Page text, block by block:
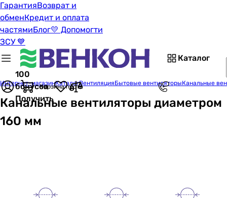
ГарантияВозврат и
обменКредит и оплата
частямиБлог💛 Допомогти
ЗСУ 💙
Каталог
100
бонусов
Получить
Корзина пуста
Интернет-магазинКаталогВентиляцияБытовые вентиляторыКанальные
Канальные вентиляторы диаметром
160 мм